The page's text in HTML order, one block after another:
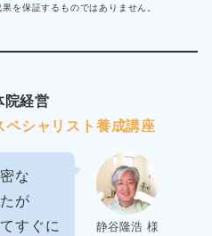
のではありません。
院経営
シャリスト養成講座
静谷隆浩 様
な
が
すぐに